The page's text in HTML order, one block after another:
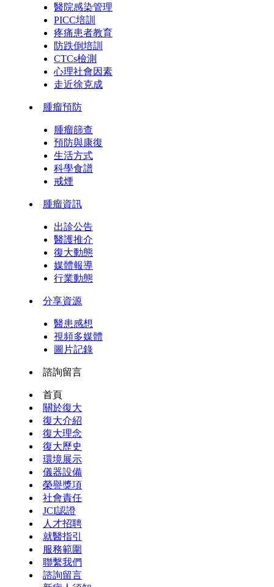
醫院感染管理
PICC培訓
疼痛患者教育
防跌倒培訓
CTCs檢測
心理社會因素
走近徐克成
腫瘤預防
腫瘤篩查
預防與康復
生活方式
科學食譜
戒煙
腫瘤資訊
出診公告
醫護推介
復大動態
媒體報導
行業動態
分享資源
醫患感想
視頻多媒體
圖片記錄
諮詢留言
首頁
關於復大
復大介紹
復大理念
復大歷史
環境展示
儀器設備
榮譽獎項
社會責任
JCI認證
人才招聘
就醫指引
服務範圍
聯繫我們
諮詢留言